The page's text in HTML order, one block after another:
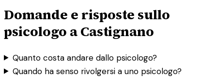
Domande e risposte sullo
psicologo a Castignano
Quanto costa andare dallo psicologo?
Quando ha senso rivolgersi a uno psicologo?